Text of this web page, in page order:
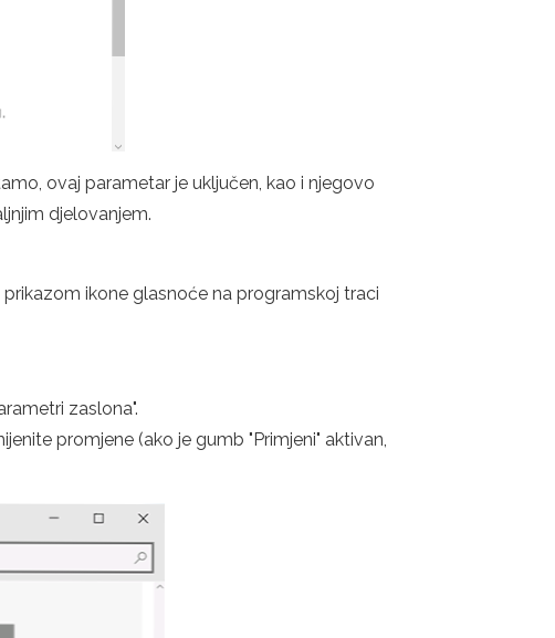
ovaj parametar je uključen, kao i njegovo
djelovanjem.
ikone glasnoće na programskoj traci
zaslona".
promjene (ako je gumb "Primjeni" aktivan,